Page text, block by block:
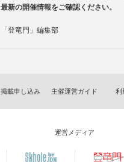
最新の開催情報をご確認ください。
「登竜門」編集部
掲載申し込み 主催運営ガイド 利
運営メディア